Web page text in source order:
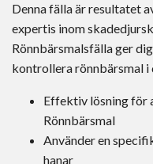
Denna fälla är resultatet
expertis inom
Rönnbärsmalsfälla ger
kontrollera rönnbärsmal i
Effektiv lösning för
Rönnbärsmal
Använder en
hanar